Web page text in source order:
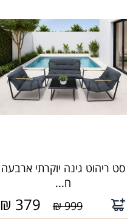
סט ריהוט גינה יוקרתי ארבעה
ח...
999 ₪
379
₪